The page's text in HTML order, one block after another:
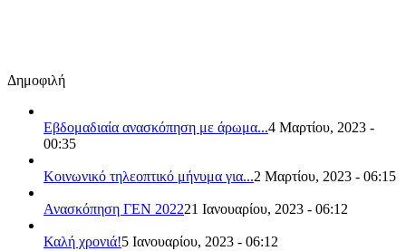
Δημοφιλή
Εβδομαδιαία ανασκόπηση με άρωμα...4 Μαρτίου, 2023 -
00:35
Κοινωνικό τηλεοπτικό μήνυμα για...2 Μαρτίου, 2023 - 06:15
Ανασκόπηση ΓΕΝ 202221 Ιανουαρίου, 2023 - 06:12
Καλή χρονιά!5 Ιανουαρίου, 2023 - 06:12